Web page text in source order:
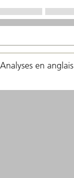
Analyses en anglais